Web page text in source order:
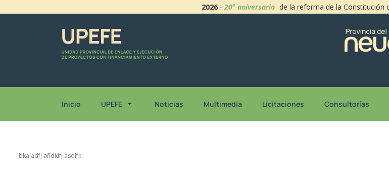
2026 -20° aniversario de la reforma de la Constitución
Inicio UPEFE Noticias Multimedia Licitaciones Consultorías
bkajadfj añdklfj asdlfk